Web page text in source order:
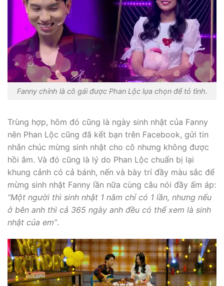
Fanny chính là cô gái được Phan Lộc lựa chọn để tỏ tình.
Trùng hợp, hôm đó cũng là ngày sinh nhật của Fanny
nên Phan Lộc cũng đã kết bạn trên Facebook, gửi tin
nhắn chúc mừng sinh nhật cho cô nhưng không được
hồi âm. Và đó cũng là lý do Phan Lộc chuẩn bị lại
khung cảnh có cả bánh, nến và bày trí đầy màu sắc để
mừng sinh nhật Fanny lần nữa cùng câu nói đầy ấm áp:
“Một người thì sinh nhật 1 năm chỉ có 1 lần, nhưng nếu
ở bên anh thì cả 365 ngày anh đều có thể xem là sinh
nhật của em”.